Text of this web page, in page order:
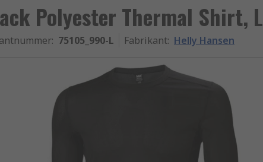
Polyester Thermal Shirt, L
: 75105_990-L Fabrikant: Helly Hansen